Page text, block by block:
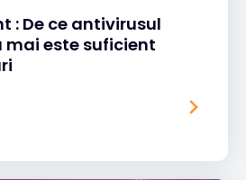
: De ce antivirusul
este suficient